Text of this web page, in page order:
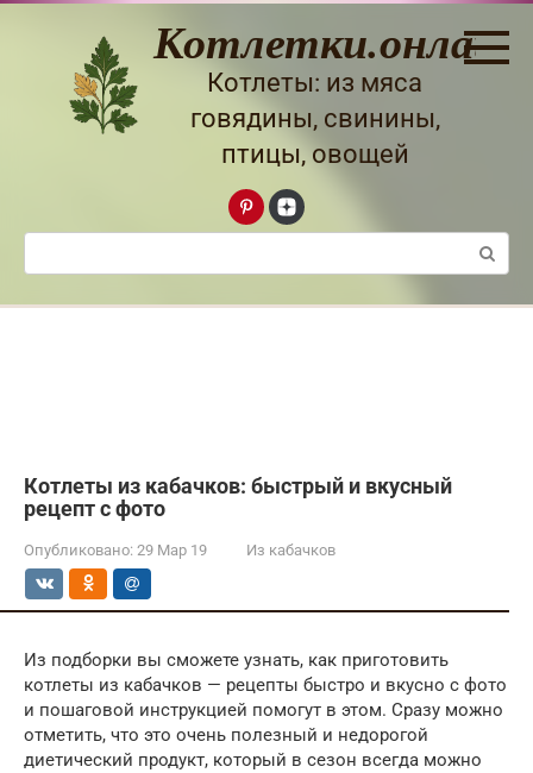
Перейти
Котлетки.онлайн
Котлеты: из мяса
говядины, свинины,
птицы, овощей
Поиск:
Котлеты из кабачков: быстрый и вкусный
рецепт с фото
Опубликовано: 29 Мар 19 Из кабачков
Из подборки вы сможете узнать, как приготовить
котлеты из кабачков — рецепты быстро и вкусно с фото
и пошаговой инструкцией помогут в этом. Сразу можно
отметить, что это очень полезный и недорогой
диетический продукт, который в сезон всегда можно